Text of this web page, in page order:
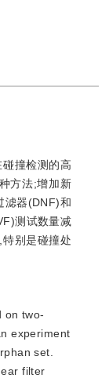
撞检测的高
方法;增加新
滤器(DNF)和
测试数量减
别是碰撞处
on two-
experiment
set.
filter